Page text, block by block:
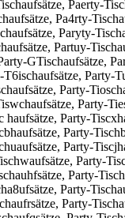
Paerty-
Pa4rty-
Paryty-
Partuy-
GTischaufsätze,
Party-
Party-
Party-
haufsätze, Party-
Party-
Party-
Party-
Party-
Party-
Party-